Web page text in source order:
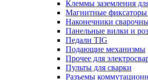
Клеммы заземления
Магнитные фиксаторы
Наконечники
Панельные вилки и
Педали TIG
Подающие механизмы
Прочее для
Пульты для сварки
Разъемы